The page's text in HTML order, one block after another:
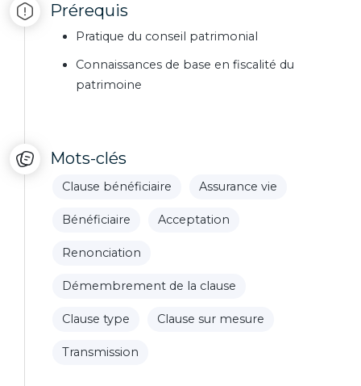
Prérequis
Pratique du conseil patrimonial
Connaissances de base en fiscalité du
patrimoine
Mots-clés
Clause bénéficiaire Assurance vie
Bénéficiaire Acceptation
Renonciation
Démembrement de la clause
Clause type Clause sur mesure
Transmission